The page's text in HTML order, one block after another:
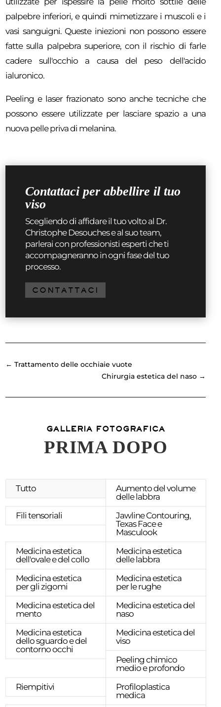
palpebre inferiori, e quindi mimetizzare i muscoli e i
vasi sanguigni. Queste iniezioni non possono essere
fatte sulla palpebra superiore, con il rischio di farle
cadere sull'occhio a causa del peso dell'acido
ialuronico.
Peeling e laser frazionato sono anche tecniche che
possono essere utilizzate per lasciare spazio a una
nuova pelle priva di melanina.
Contattaci per abbellire il tuo
viso
Scegliendo di affidare il tuo volto al Dr.
Christophe Desouches e al suo team,
parlerai con professionisti esperti che ti
accompagneranno in ogni fase del tuo
processo.
CONTATTACI
←Trattamento delle occhiaie vuote
Chirurgia estetica del naso→
GALLERIA FOTOGRAFICA
PRIMA DOPO
Tutto
Aumento del volume
delle labbra
Fili tensoriali
Jawline Contouring,
Texas Face e
Masculook
Medicina estetica
dell'ovale e del collo
Medicina estetica
delle labbra
Medicina estetica
per gli zigomi
Medicina estetica
per le rughe
Medicina estetica del
mento
Medicina estetica del
naso
Medicina estetica
dello sguardo e del
contorno occhi
Medicina estetica del
viso
Peeling chimico
medio e profondo
Riempitivi
Profiloplastica
medica